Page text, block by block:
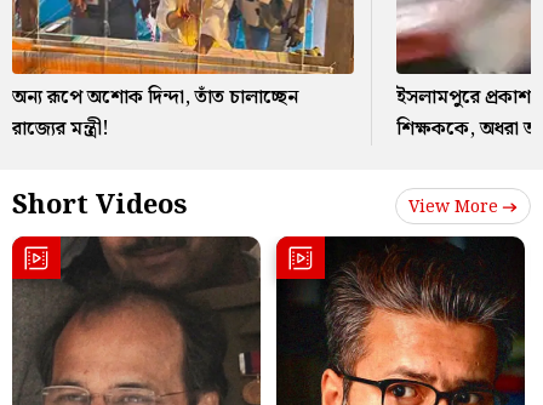
অন্য রূপে অশোক দিন্দা, তাঁত চালাচ্ছেন
রাজ্যের মন্ত্রী!
ইসলামপুরে প্রকাশ্য
শিক্ষককে, অধরা
Short Videos View More